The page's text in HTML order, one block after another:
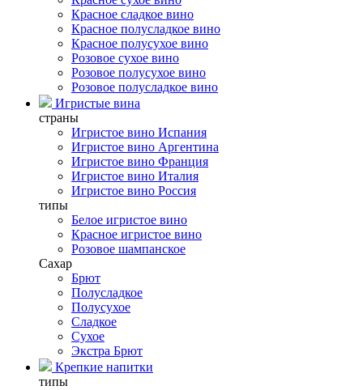
Красное сладкое вино
Красное полусладкое вино
Красное полусухое вино
Розовое сухое вино
Розовое полусухое вино
Розовое полусладкое вино
Игристые вина
страны
Игристое вино Испания
Игристое вино Аргентина
Игристое вино Франция
Игристое вино Италия
Игристое вино Россия
типы
Белое игристое вино
Красное игристое вино
Розовое шампанское
Сахар
Брют
Полусладкое
Полусухое
Сладкое
Сухое
Экстра Брют
Крепкие напитки
типы